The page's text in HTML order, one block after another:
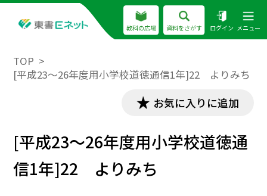
教科の広場 資料をさがす ログイン メニュー
TOP
[平成23～26年度用小学校道徳通信1年]22 よりみち
お気に入りに追加
[平成23～26年度用小学校道徳通
信1年]22 よりみち